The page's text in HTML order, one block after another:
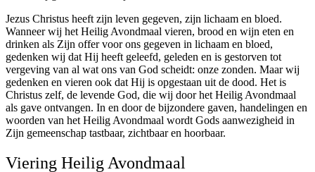
Jezus Christus heeft zijn leven gegeven, zijn lichaam en bloed.
Wanneer wij het Heilig Avondmaal vieren, brood en wijn eten en
drinken als Zijn offer voor ons gegeven in lichaam en bloed,
gedenken wij dat Hij heeft geleefd, geleden en is gestorven tot
vergeving van al wat ons van God scheidt: onze zonden. Maar wij
gedenken en vieren ook dat Hij is opgestaan uit de dood. Het is
Christus zelf, de levende God, die wij door het Heilig Avondmaal
als gave ontvangen. In en door de bijzondere gaven, handelingen en
woorden van het Heilig Avondmaal wordt Gods aanwezigheid in
Zijn gemeenschap tastbaar, zichtbaar en hoorbaar.
Viering Heilig Avondmaal